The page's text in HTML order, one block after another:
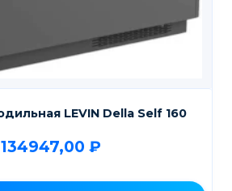
LEVIN Della Self 160
134947,00 ₽